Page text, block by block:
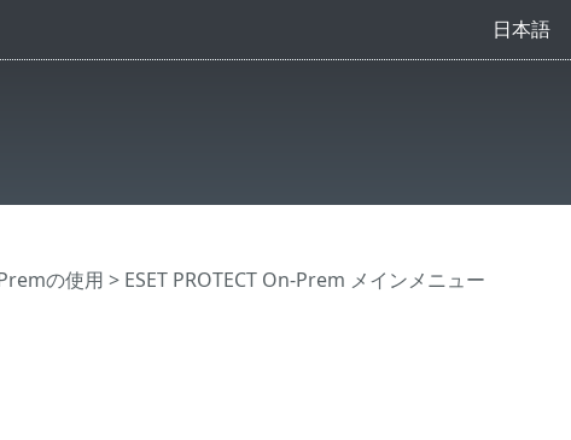
日本語
の使用 > ESET PROTECT On-Prem メインメニュー